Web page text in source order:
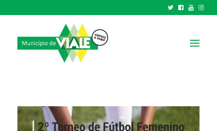
GOBIERNO
HCD